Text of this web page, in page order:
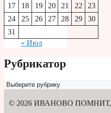
17
18 19 20 21 22
23
24
25 26 27 28 29
30
31
« Июл
Рубрикатор
Рубрикатор
© 2026 ИВАНОВО ПОМНИТ,